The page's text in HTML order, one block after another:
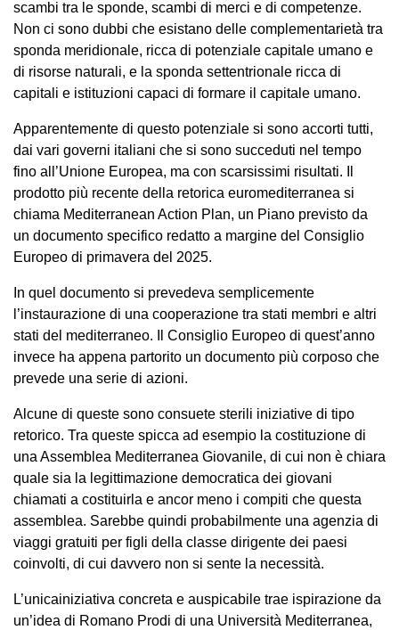
scambi tra le sponde, scambi di merci e di competenze.
Non ci sono dubbi che esistano delle complementarietà tra
sponda meridionale, ricca di potenziale capitale umano e
di risorse naturali, e la sponda settentrionale ricca di
capitali e istituzioni capaci di formare il capitale umano.
Apparentemente di questo potenziale si sono accorti tutti,
dai vari governi italiani che si sono succeduti nel tempo
fino all’Unione Europea, ma con scarsissimi risultati. Il
prodotto più recente della retorica euromediterranea si
chiama Mediterranean Action Plan, un Piano previsto da
un documento specifico redatto a margine del Consiglio
Europeo di primavera del 2025.
In quel documento si prevedeva semplicemente
l’instaurazione di una cooperazione tra stati membri e altri
stati del mediterraneo. Il Consiglio Europeo di quest’anno
invece ha appena partorito un documento più corposo che
prevede una serie di azioni.
Alcune di queste sono consuete sterili iniziative di tipo
retorico. Tra queste spicca ad esempio la costituzione di
una Assemblea Mediterranea Giovanile, di cui non è chiara
quale sia la legittimazione democratica dei giovani
chiamati a costituirla e ancor meno i compiti che questa
assemblea. Sarebbe quindi probabilmente una agenzia di
viaggi gratuiti per figli della classe dirigente dei paesi
coinvolti, di cui davvero non si sente la necessità.
L’unicainiziativa concreta e auspicabile trae ispirazione da
un’idea di Romano Prodi di una Università Mediterranea,